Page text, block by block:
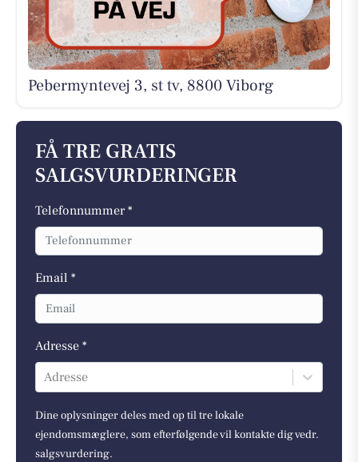
Pebermyntevej 3, st tv, 8800 Viborg
FÅ TRE GRATIS
SALGSVURDERINGER
Telefonnummer *
Email *
Adresse *
Adresse
Dine oplysninger deles med op til tre lokale
ejendomsmæglere, som efterfølgende vil kontakte dig vedr.
salgsvurdering.